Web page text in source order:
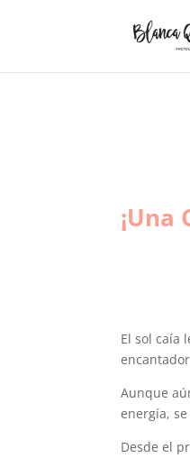
¡Una
El sol caía
Aunque
energía,
Desde el